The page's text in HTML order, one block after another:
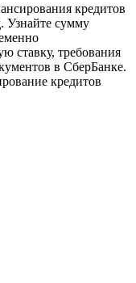
кредитов
Узнайте сумму
ставку, требования
в СберБанке.
кредитов